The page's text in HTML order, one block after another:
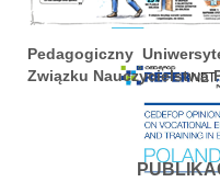
Pedagogiczny
Związku Nauczycielstwa